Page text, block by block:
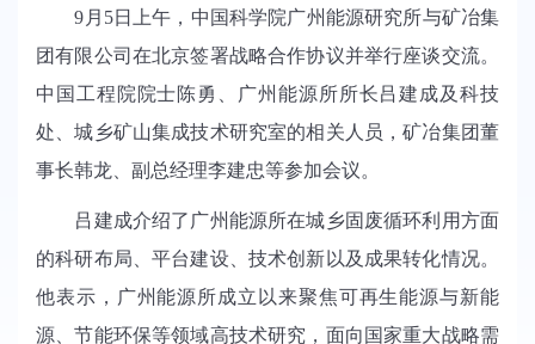
9 月 5日上午，中国科学院广州能源研究所与矿冶集
团有限公司在北京签署战略合作协议并举行座谈交流。
中国工程院院士陈勇、广州能源所所长吕建成及科技
处、城乡矿山集成技术研究室的相关人员，矿冶集团董
事长韩龙、副总经理李建忠等参加会议。
吕建成介绍了广州能源所在城乡固废循环利用方面
的科研布局、平台建设、技术创新以及成果转化情况。
他表示，广州能源所成立以来聚焦可再生能源与新能
源、节能环保等领域高技术研究，面向国家重大战略需